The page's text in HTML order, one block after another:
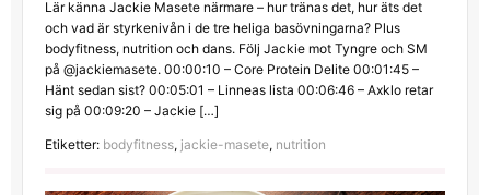
Lär känna Jackie Masete närmare – hur tränas det, hur äts det
och vad är styrkenivån i de tre heliga basövningarna? Plus
bodyfitness, nutrition och dans. Följ Jackie mot Tyngre och SM
på @jackiemasete. 00:00:10 – Core Protein Delite 00:01:45 –
Hänt sedan sist? 00:05:01 – Linneas lista 00:06:46 – Axklo retar
sig på 00:09:20 – Jackie […]
Etiketter: bodyfitness, jackie-masete, nutrition